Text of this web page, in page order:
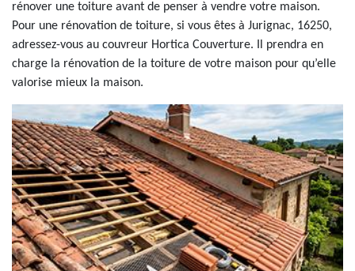
rénover une toiture avant de penser à vendre votre maison.
Pour une rénovation de toiture, si vous êtes à Jurignac, 16250,
adressez-vous au couvreur Hortica Couverture. Il prendra en
charge la rénovation de la toiture de votre maison pour qu’elle
valorise mieux la maison.